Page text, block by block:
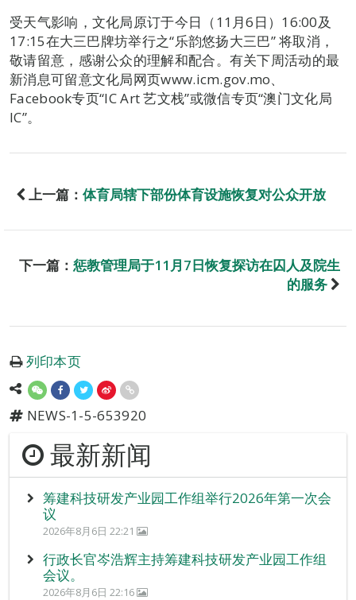
受天气影响，文化局原订于今日（11月6日）16:00及
17:15在大三巴牌坊举行之“乐韵悠扬大三巴” 将取消，
敬请留意，感谢公众的理解和配合。有关下周活动的最
新消息可留意文化局网页www.icm.gov.mo、
Facebook专页“IC Art 艺文栈”或微信专页“澳门文化局
IC”。
上一篇： 体育局辖下部份体育设施恢复对公众开放
下一篇： 惩教管理局于11月7日恢复探访在囚人及院生
的服务
列印本页
NEWS-1-5-653920
最新新闻
筹建科技研发产业园工作组举行2026年第一次会
议
2026年8月6日 22:21
行政长官岑浩辉主持筹建科技研发产业园工作组
会议。
2026年8月6日 22:16